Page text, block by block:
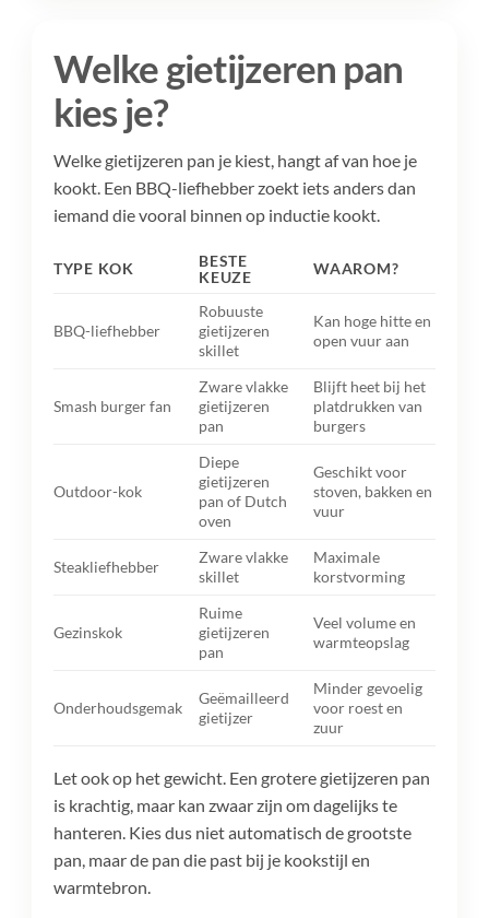
Welke gietijzeren pan
kies je?
Welke gietijzeren pan je kiest, hangt af van hoe je
kookt. Een BBQ-liefhebber zoekt iets anders dan
iemand die vooral binnen op inductie kookt.
TYPE KOK
BESTE
KEUZE
WAAROM?
BBQ-liefhebber
Robuuste
gietijzeren
skillet
Kan hoge hitte en
open vuur aan
Smash burger fan
Zware vlakke
gietijzeren
pan
Blijft heet bij het
platdrukken van
burgers
Outdoor-kok
Diepe
gietijzeren
pan of Dutch
oven
Geschikt voor
stoven, bakken en
vuur
Steakliefhebber
Zware vlakke
skillet
Maximale
korstvorming
Gezinskok
Ruime
gietijzeren
pan
Veel volume en
warmteopslag
Onderhoudsgemak
Geëmailleerd
gietijzer
Minder gevoelig
voor roest en
zuur
Let ook op het gewicht. Een grotere gietijzeren pan
is krachtig, maar kan zwaar zijn om dagelijks te
hanteren. Kies dus niet automatisch de grootste
pan, maar de pan die past bij je kookstijl en
warmtebron.